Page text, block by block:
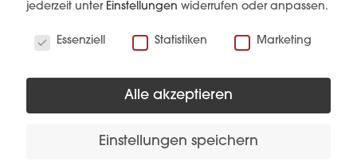
RAMON-D Profil L: 2.000mm
Mehr Details Produkt anfragen
jederzeit unter Einstellungen widerrufen oder anpassen.
Essenziell
Statistiken Marketing
Alle akzeptieren
Einstellungen speichern